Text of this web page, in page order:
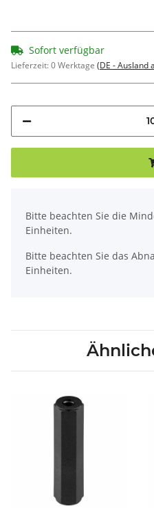
Sofort verfügbar
Lieferzeit:0 Werktage (DE - Ausland
Bitte beachten Sie die
Einheiten.
Bitte beachten Sie das
Einheiten.